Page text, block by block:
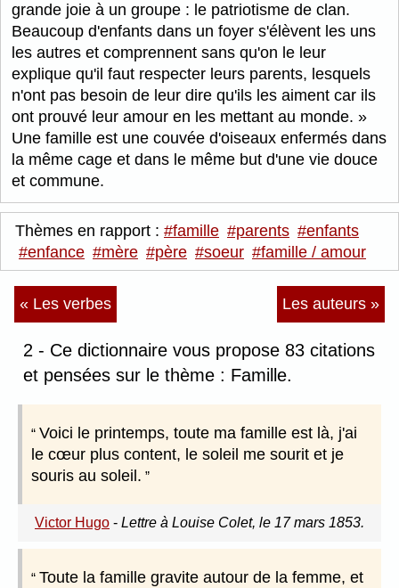
grande joie à un groupe : le patriotisme de clan.
Beaucoup d'enfants dans un foyer s'élèvent les uns
les autres et comprennent sans qu'on le leur
explique qu'il faut respecter leurs parents, lesquels
n'ont pas besoin de leur dire qu'ils les aiment car ils
ont prouvé leur amour en les mettant au monde.
Une famille est une couvée d'oiseaux enfermés dans
la même cage et dans le même but d'une vie douce
et commune.
Thèmes en rapport : #famille #parents #enfants
#enfance #mère #père #soeur #famille / amour
« Les verbes Les auteurs »
2 - Ce dictionnaire vous propose 83 citations
et pensées sur le thème : Famille.
Voici le printemps, toute ma famille est là, j'ai
le cœur plus content, le soleil me sourit et je
souris au soleil.
Victor Hugo - Lettre à Louise Colet, le 17 mars 1853.
Toute la famille gravite autour de la femme, et